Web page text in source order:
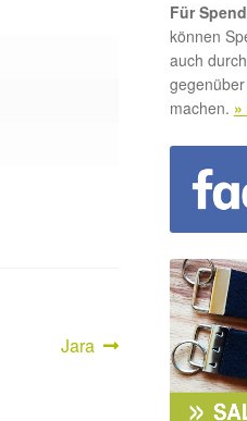
Nächster
Jara
Für
können
auch
machen.